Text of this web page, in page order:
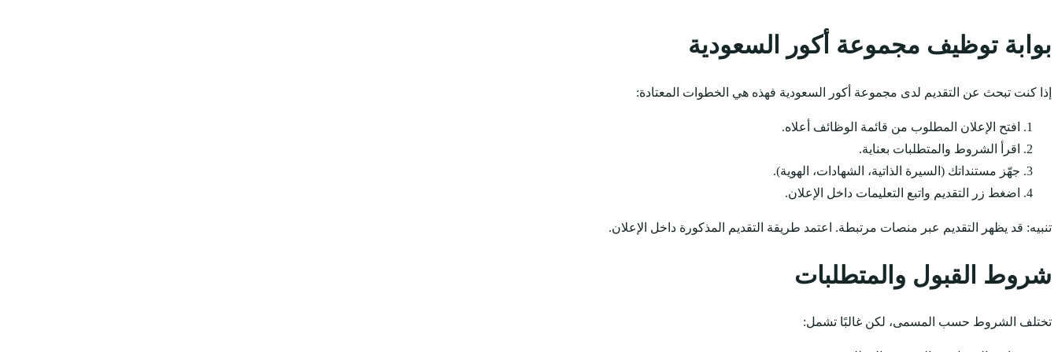
بوابة توظيف مجموعة أكور السعودية
إذا كنت تبحث عن التقديم لدى مجموعة أكور السعودية فهذه هي الخطوات المعتادة:
افتح الإعلان المطلوب من قائمة الوظائف أعلاه.
اقرأ الشروط والمتطلبات بعناية.
جهّز مستنداتك (السيرة الذاتية، الشهادات، الهوية).
اضغط زر التقديم واتبع التعليمات داخل الإعلان.
تنبيه: قد يظهر التقديم عبر منصات مرتبطة. اعتمد طريقة التقديم المذكورة داخل الإعلان.
شروط القبول والمتطلبات
تختلف الشروط حسب المسمى، لكن غالبًا تشمل: